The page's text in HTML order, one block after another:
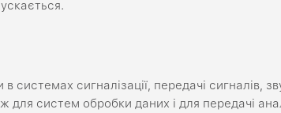
системах сигналізації, передачі сигналів,
для систем обробки даних і для передачі